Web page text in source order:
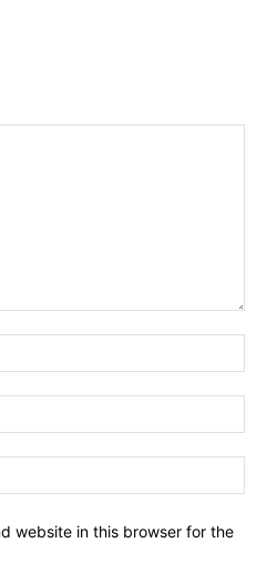
website in this browser for the